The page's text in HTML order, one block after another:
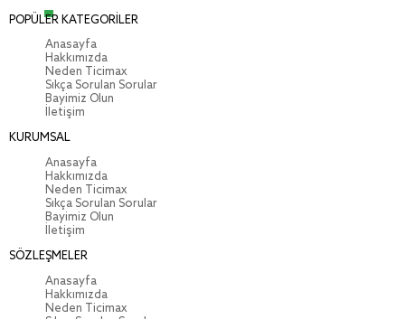
POPÜLER KATEGORİLER
Anasayfa
Hakkımızda
Neden Ticimax
Sıkça Sorulan Sorular
Bayimiz Olun
İletişim
KURUMSAL
Anasayfa
Hakkımızda
Neden Ticimax
Sıkça Sorulan Sorular
Bayimiz Olun
İletişim
SÖZLEŞMELER
Anasayfa
Hakkımızda
Neden Ticimax